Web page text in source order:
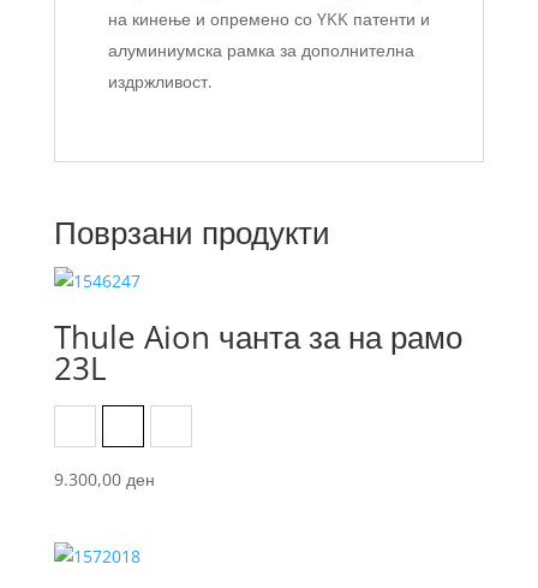
на кинење и опремено со YKK патенти и
алуминиумска рамка за дополнителна
издржливост.
Поврзани продукти
Thule Aion чанта за на рамо
23L
9.300,00 ден